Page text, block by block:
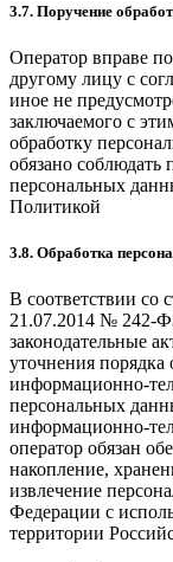
3.7. Поручение
Оператор вправе
другому лицу с
иное не
заключаемого с
обработку
обязано
персональных
Политикой
3.8. Обработка
В соответствии со
21.07.2014 № 242-
законодательные
уточнения
информационно-
персональных
информационно-
оператор обязан
накопление,
извлечение
Федерации с
территории